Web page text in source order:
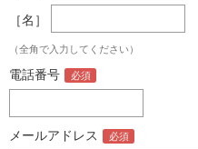
［名］
（全角で入力してください）
電話番号
メールアドレス